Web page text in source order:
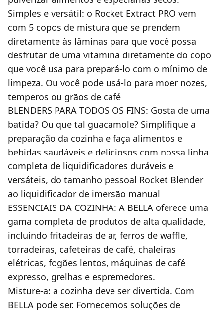
Simples e versátil: o Rocket Extract PRO vem
com 5 copos de mistura que se prendem
diretamente às lâminas para que você possa
desfrutar de uma vitamina diretamente do copo
que você usa para prepará-lo com o mínimo de
limpeza. Ou você pode usá-lo para moer nozes,
temperos ou grãos de café
BLENDERS PARA TODOS OS FINS: Gosta de uma
batida? Ou que tal guacamole? Simplifique a
preparação da cozinha e faça alimentos e
bebidas saudáveis e deliciosos com nossa linha
completa de liquidificadores duráveis e
versáteis, do tamanho pessoal Rocket Blender
ao liquidificador de imersão manual
ESSENCIAIS DA COZINHA: A BELLA oferece uma
gama completa de produtos de alta qualidade,
incluindo fritadeiras de ar, ferros de waffle,
torradeiras, cafeteiras de café, chaleiras
elétricas, fogões lentos, máquinas de café
expresso, grelhas e espremedores.
Misture-a: a cozinha deve ser divertida. Com
BELLA pode ser. Fornecemos soluções de